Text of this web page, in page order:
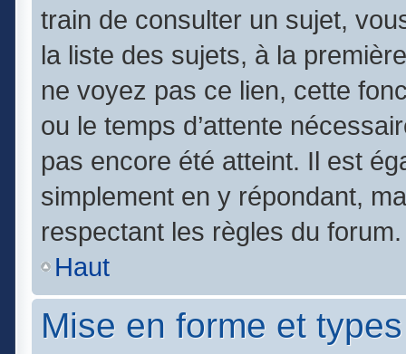
train de consulter un sujet,
la liste des sujets, à la
ne voyez pas ce lien, cette
ou le temps d’attente
pas encore été atteint. Il est
simplement en y répondant,
respectant les règles du forum.
Haut
Mise en forme et